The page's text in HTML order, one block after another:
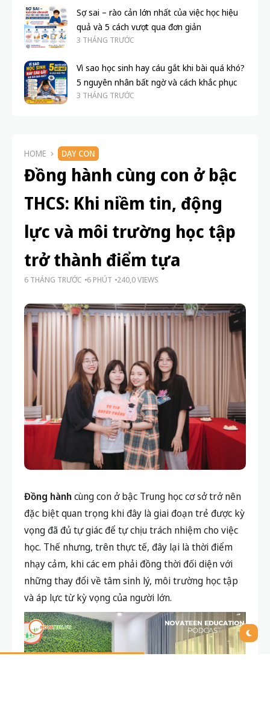
Sợ sai – rào cản lớn nhất của việc học hiệu
quả và 5 cách vượt qua đơn giản
3 THÁNG TRƯỚC
Vì sao học sinh hay cáu gắt khi bài quá khó?
5 nguyên nhân bất ngờ và cách khắc phục
3 THÁNG TRƯỚC
HOME DẠY CON
Đồng hành cùng con ở bậc
THCS: Khi niềm tin, động
lực và môi trường học tập
trở thành điểm tựa
6 THÁNG TRƯỚC 6 PHÚT 240,0 VIEWS
Đồng hànhcùng con ở bậc Trung học cơ sở trở nên
đặc biệt quan trọng khi đây là giai đoạn trẻ được kỳ
vọng đã đủ tự giác để tự chịu trách nhiệm cho việc
học. Thế nhưng, trên thực tế, đây lại là thời điểm
nhạy cảm, khi các em phải đồng thời đối diện với
những thay đổi về tâm sinh lý, môi trường học tập
và áp lực từ kỳ vọng của người lớn.